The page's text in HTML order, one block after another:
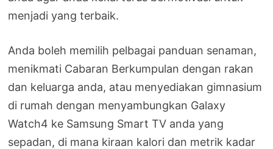
menjadi yang terbaik.
Anda boleh memilih pelbagai panduan senaman,
menikmati Cabaran Berkumpulan dengan rakan
dan keluarga anda, atau menyediakan gimnasium
di rumah dengan menyambungkan Galaxy
Watch4 ke Samsung Smart TV anda yang
sepadan, di mana kiraan kalori dan metrik kadar